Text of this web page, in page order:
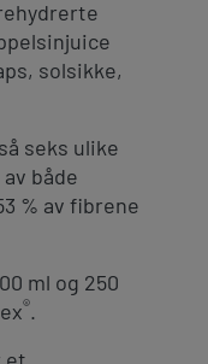
solsikke,
seks ulike
både
% av fibrene
ml og 250
®.